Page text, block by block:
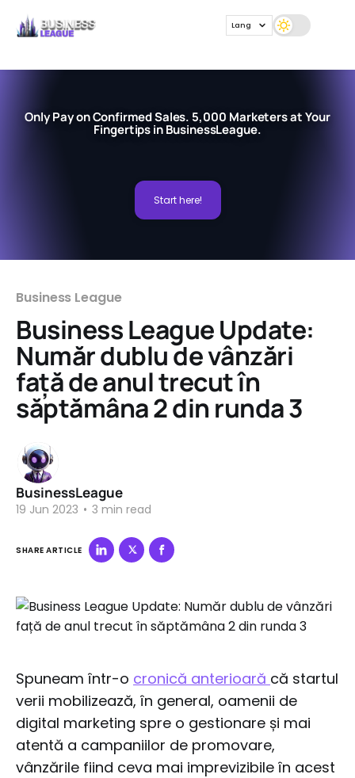
Lang
Only Pay on Confirmed Sales. 5,000 Marketers at Your
Fingertips in BusinessLeague.
Start here!
Business League
Business League Update:
Număr dublu de vânzări
față de anul trecut în
săptămâna 2 din runda 3
BusinessLeague
19 Jun 2023 • 3 min read
SHARE ARTICLE
Spuneam într-o cronică anterioară că startul
verii mobilizează, în general, oamenii de
digital marketing spre o gestionare și mai
atentă a campaniilor de promovare,
vânzările fiind ceva mai imprevizibile în acest